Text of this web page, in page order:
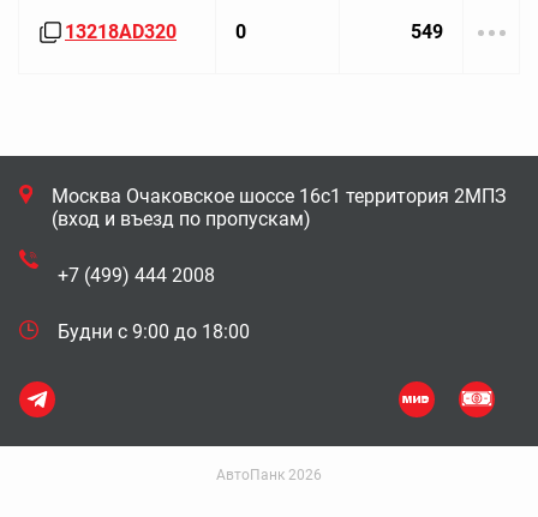
13218AD320 0 549
Москва Очаковское шоссе 16с1 территория 2МПЗ
(вход и въезд по пропускам)
+7 (499) 444 2008
Будни с 9:00 до 18:00
АвтоПанк 2026